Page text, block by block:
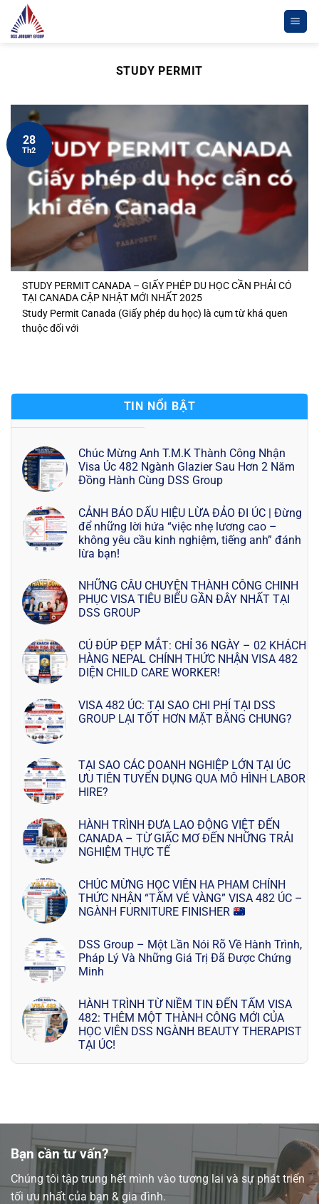
Chuyển
đến
STUDY PERMIT
STUDY PERMIT CANADA – GIẤY PHÉP DU HỌC CẦN PHẢI CÓ
TẠI CANADA CẬP NHẬT MỚI NHẤT 2025
Study Permit Canada (Giấy phép du học) là cụm từ khá quen
thuộc đối với
28
Th2
TIN NỔI BẬT
Chúc Mừng Anh T.M.K Thành Công Nhận
Visa Úc 482 Ngành Glazier Sau Hơn 2 Năm
Đồng Hành Cùng DSS Group
CẢNH BÁO DẤU HIỆU LỪA ĐẢO ĐI ÚC | Đừng
để những lời hứa “việc nhẹ lương cao –
không yêu cầu kinh nghiệm, tiếng anh” đánh
lừa bạn!
NHỮNG CÂU CHUYỆN THÀNH CÔNG CHINH
PHỤC VISA TIÊU BIỂU GẦN ĐÂY NHẤT TẠI
DSS GROUP
CÚ ĐÚP ĐẸP MẮT: CHỈ 36 NGÀY – 02 KHÁCH
HÀNG NEPAL CHÍNH THỨC NHẬN VISA 482
DIỆN CHILD CARE WORKER!
VISA 482 ÚC: TẠI SAO CHI PHÍ TẠI DSS
GROUP LẠI TỐT HƠN MẶT BẰNG CHUNG?
TẠI SAO CÁC DOANH NGHIỆP LỚN TẠI ÚC
ƯU TIÊN TUYỂN DỤNG QUA MÔ HÌNH LABOR
HIRE?
HÀNH TRÌNH ĐƯA LAO ĐỘNG VIỆT ĐẾN
CANADA – TỪ GIẤC MƠ ĐẾN NHỮNG TRẢI
NGHIỆM THỰC TẾ
CHÚC MỪNG HỌC VIÊN HA PHAM CHÍNH
THỨC NHẬN “TẤM VÉ VÀNG” VISA 482 ÚC –
NGÀNH FURNITURE FINISHER
DSS Group – Một Lần Nói Rõ Về Hành Trình,
Pháp Lý Và Những Giá Trị Đã Được Chứng
Minh
HÀNH TRÌNH TỪ NIỀM TIN ĐẾN TẤM VISA
482: THÊM MỘT THÀNH CÔNG MỚI CỦA
HỌC VIÊN DSS NGÀNH BEAUTY THERAPIST
TẠI ÚC!
Bạn cần tư vấn?
Chúng tôi tập trung hết mình vào tương lai và sự phát triển
tối ưu nhất của bạn & gia đình.